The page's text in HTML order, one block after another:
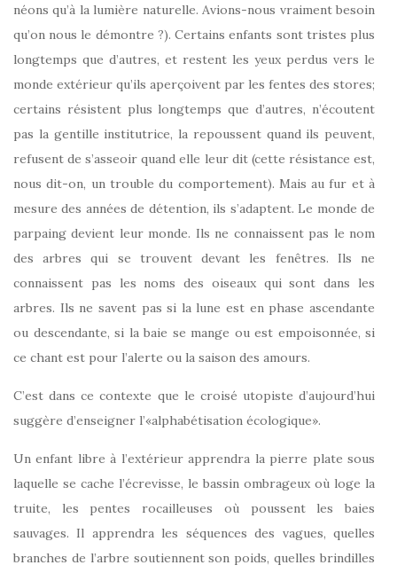
néons qu’à la lumière naturelle. Avions-nous vraiment besoin
qu’on nous le démontre ?). Certains enfants sont tristes plus
longtemps que d’autres, et restent les yeux perdus vers le
monde extérieur qu’ils aperçoivent par les fentes des stores;
certains résistent plus longtemps que d’autres, n’écoutent
pas la gentille institutrice, la repoussent quand ils peuvent,
refusent de s’asseoir quand elle leur dit (cette résistance est,
nous dit-on, un trouble du comportement). Mais au fur et à
mesure des années de détention, ils s’adaptent. Le monde de
parpaing devient leur monde. Ils ne connaissent pas le nom
des arbres qui se trouvent devant les fenêtres. Ils ne
connaissent pas les noms des oiseaux qui sont dans les
arbres. Ils ne savent pas si la lune est en phase ascendante
ou descendante, si la baie se mange ou est empoisonnée, si
ce chant est pour l’alerte ou la saison des amours.
C’est dans ce contexte que le croisé utopiste d’aujourd’hui
suggère d’enseigner l’«alphabétisation écologique».
Un enfant libre à l’extérieur apprendra la pierre plate sous
laquelle se cache l’écrevisse, le bassin ombrageux où loge la
truite, les pentes rocailleuses où poussent les baies
sauvages. Il apprendra les séquences des vagues, quelles
branches de l’arbre soutiennent son poids, quelles brindilles